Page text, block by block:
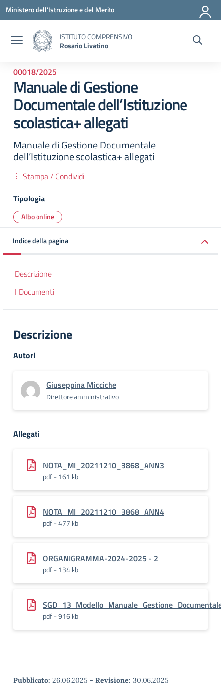
Vai ai contenuti
Vai al menu di navigazione
Vai al footer
Ministero dell'Istruzione e del Merito
ISTITUTO COMPRENSIVO
Rosario Livatino
00018/2025
Manuale di Gestione
Documentale dell’Istituzione
scolastica+ allegati
Manuale di Gestione Documentale
dell’Istituzione scolastica+ allegati
Stampa / Condividi
Tipologia
Albo online
Indice della pagina
Descrizione
I Documenti
Descrizione
Autori
Giuseppina Micciche
Direttore amministrativo
Allegati
NOTA_MI_20211210_3868_ANN3
pdf - 161 kb
NOTA_MI_20211210_3868_ANN4
pdf - 477 kb
ORGANIGRAMMA-2024-2025 - 2
pdf - 134 kb
pdf - 916 kb
Pubblicato: 26.06.2025 - Revisione: 30.06.2025